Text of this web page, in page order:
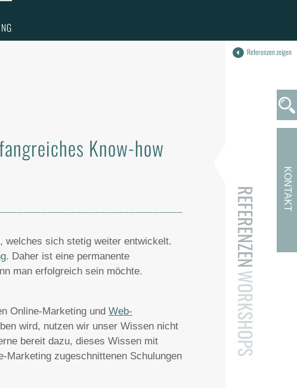
KONTAKT
Know-how
welches sich stetig weiter entwickelt.
. Daher ist eine permanente
man erfolgreich sein möchte.
Online-Marketing und Web-
wird, nutzen wir unser Wissen nicht
bereit dazu, dieses Wissen mit
Marketing zugeschnittenen Schulungen
Referenzen zeigen
REFERENZEN
WORKSHOPS